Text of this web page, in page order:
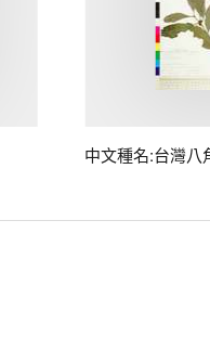
中文種名:台灣八